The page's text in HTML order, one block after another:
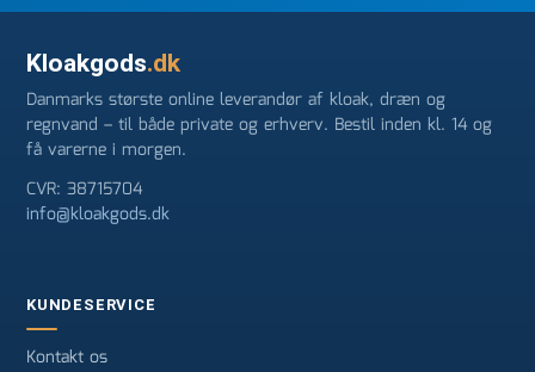
Kloakgods.dk
Danmarks største online leverandør af kloak, dræn og
regnvand – til både private og erhverv. Bestil inden kl. 14 og
få varerne i morgen.
CVR: 38715704
info@kloakgods.dk
KUNDESERVICE
Kontakt os